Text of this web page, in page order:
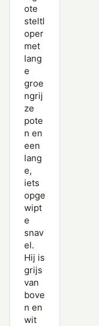
ote
steltl
oper
met
lang
e
groe
ngrij
ze
pote
n en
een
lang
e,
iets
opge
wipt
e
snav
el.
Hij is
grijs
van
bove
n en
wit